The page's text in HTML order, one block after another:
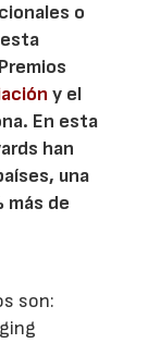
o
y el
En esta
han
una
más de
son: